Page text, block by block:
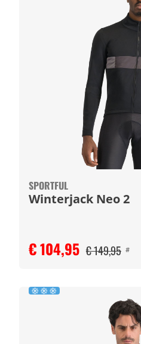
SPORTFUL
Winterjack Neo 2
€ 104,95 € 149,95 #